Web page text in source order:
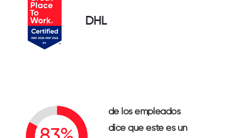
DHL
de los empleados
dice que este es un